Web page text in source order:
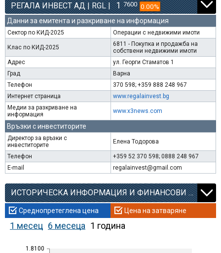
РЕГАЛА ИНВЕСТ АД | RGL | 1 7600 0.00%
Данни за емитента и разкриване на информация
Сектор по КИД-2025 Операции с недвижими имоти
Клас по КИД-2025
6811 - Покупка и продажба на
собствени недвижими имоти
Адрес
ул. Георги Стаматов 1
Град
Варна
Телефон
370 598; +359 888 248 967
Интернет страница
www.regalainvest.bg
Медии за разкриване на
информация
www.x3news.com
Връзки с инвеститорите
Директор за връзки с
инвеститорите
Елена Тодорова
Телефон
+359 52 370 598; 0888 248 967
E-mail
regalainvest@gmail.com
ИСТОРИЧЕСКА ИНФОРМАЦИЯ И ФИНАНСОВИ КОЕФИЦИЕНТИ
Среднопретеглена цена Цена на затваряне
1 месец 6 месеца 1 година
1.8100